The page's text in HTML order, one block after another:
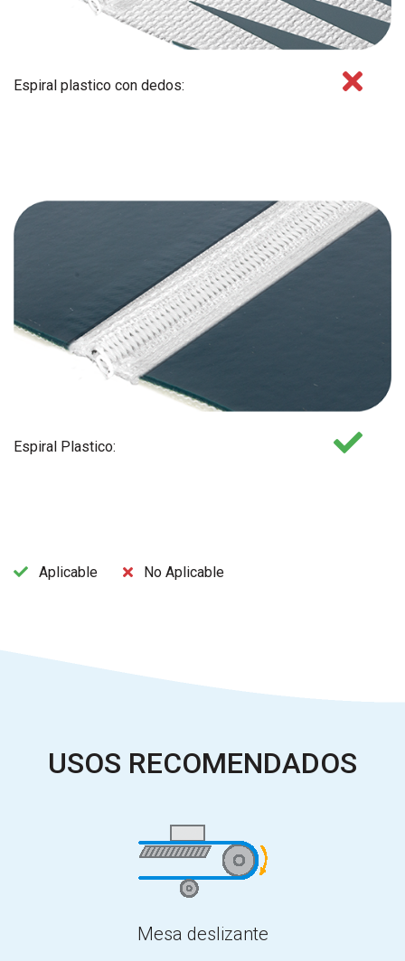
Espiral plastico con dedos:
Espiral Plastico:
Aplicable No Aplicable
USOS RECOMENDADOS
Mesa deslizante